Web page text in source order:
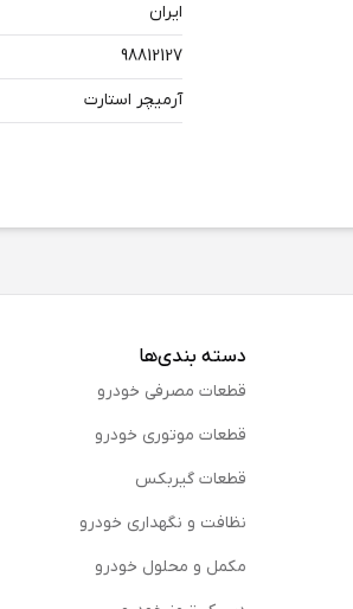
ایران
98812127
آرمیچر استارت
دسته بندی‌ها
قطعات مصرفی خودرو
قطعات موتوری خودرو
قطعات گیربکس
نظافت و نگهداری خودرو
مكمل و محلول خودرو